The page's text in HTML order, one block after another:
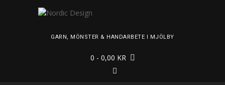
GARN, MÖNSTER & HANDARBETE I MJÖLBY
0 - 0,00 KR